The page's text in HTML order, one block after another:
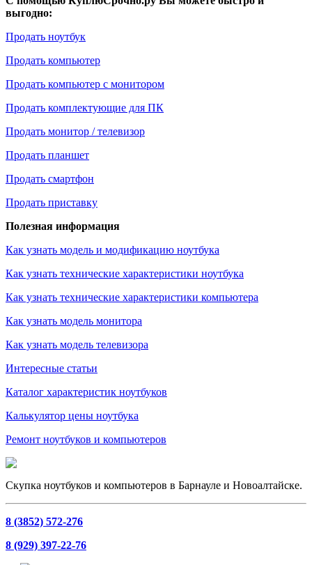
выгодно:
Продать ноутбук
Продать компьютер
Продать компьютер с монитором
Продать комплектующие для ПК
Продать монитор / телевизор
Продать планшет
Продать смартфон
Продать приставку
Полезная информация
Как узнать модель и модификацию ноутбука
Как узнать технические характеристики ноутбука
Как узнать технические характеристики компьютера
Как узнать модель монитора
Как узнать модель телевизора
Интересные статьи
Каталог характеристик ноутбуков
Калькулятор цены ноутбука
Ремонт ноутбуков и компьютеров
Скупка ноутбуков и компьютеров в Барнауле и Новоалтайске.
8 (3852) 572-276
8 (929) 397-22-76